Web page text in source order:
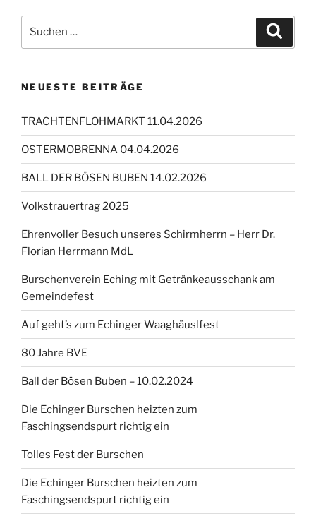
nach:
NEUESTE BEITRÄGE
TRACHTENFLOHMARKT 11.04.2026
OSTERMOBRENNA 04.04.2026
BALL DER BÖSEN BUBEN 14.02.2026
Volkstrauertrag 2025
Ehrenvoller Besuch unseres Schirmherrn – Herr Dr.
Florian Herrmann MdL
Burschenverein Eching mit Getränkeausschank am
Gemeindefest
Auf geht’s zum Echinger Waaghäuslfest
80 Jahre BVE
Ball der Bösen Buben – 10.02.2024
Die Echinger Burschen heizten zum
Faschingsendspurt richtig ein
Tolles Fest der Burschen
Die Echinger Burschen heizten zum
Faschingsendspurt richtig ein